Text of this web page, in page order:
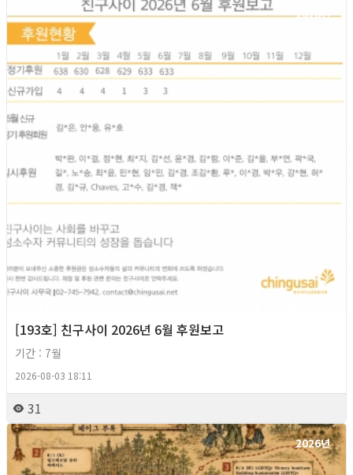
2026년
[193호] 친구사이 2026년 6월 후원보고
기간 : 7월
2026-08-03 18:11
31
2026년